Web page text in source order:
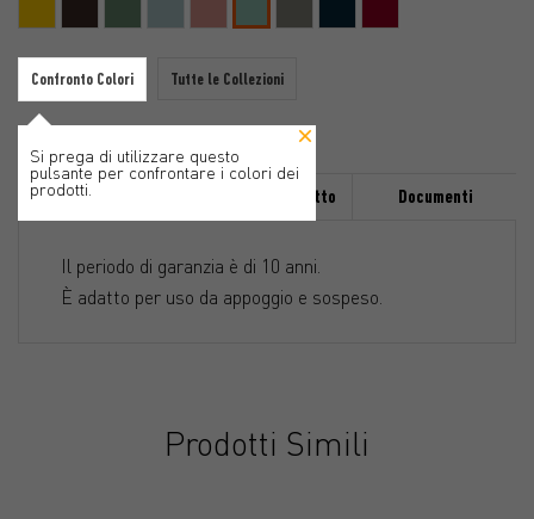
Confronto Colori Tutte le Collezioni
Si prega di utilizzare questo
pulsante per confrontare i colori dei
prodotti.
Caratteristiche Dettaglio Prodotto Documenti
Il periodo di garanzia è di 10 anni.
È adatto per uso da appoggio e sospeso.
Prodotti Simili